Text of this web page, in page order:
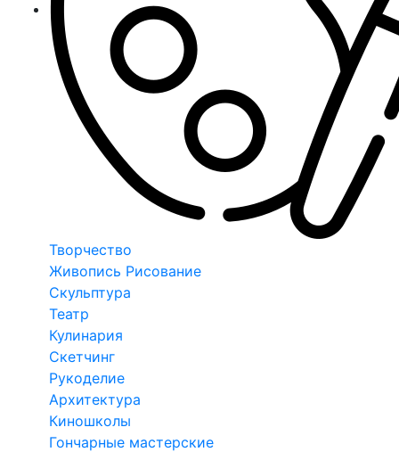
Творчество
Живопись Рисование
Скульптура
Театр
Кулинария
Скетчинг
Рукоделие
Архитектура
Киношколы
Гончарные мастерские